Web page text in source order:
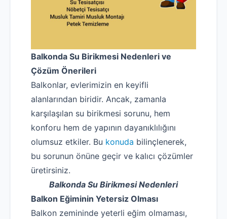
Balkonda Su Birikmesi Nedenleri ve
Çözüm Önerileri
Balkonlar, evlerimizin en keyifli
alanlarından biridir. Ancak, zamanla
karşılaşılan su birikmesi sorunu, hem
konforu hem de yapının dayanıklılığını
olumsuz etkiler. Bu konuda bilinçlenerek,
bu sorunun önüne geçir ve kalıcı çözümler
üretirsiniz.
Balkonda Su Birikmesi Nedenleri
Balkon Eğiminin Yetersiz Olması
Balkon zemininde yeterli eğim olmaması,